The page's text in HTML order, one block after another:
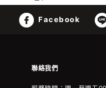
Facebook
聯絡我們